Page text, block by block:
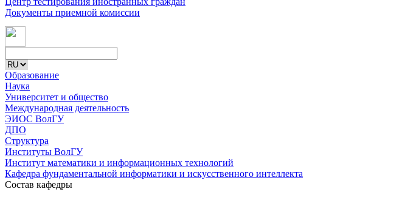
Документы приемной комиссии
Образование
Наука
Университет и общество
Международная деятельность
ЭИОС ВолГУ
ДПО
Структура
Институты ВолГУ
Институт математики и информационных технологий
Кафедра фундаментальной информатики и искусственного интеллекта
Состав кафедры